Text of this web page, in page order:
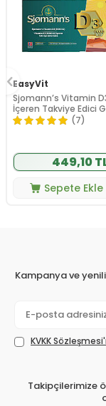
EasyVit
Sjomann’s Vitamin
İçeren Takviye Edici
Adet Çiğnenebilir Jel
(7)
449,10
Sepete Ekle
Kampanya ve
KVKK
Takipçilerimize